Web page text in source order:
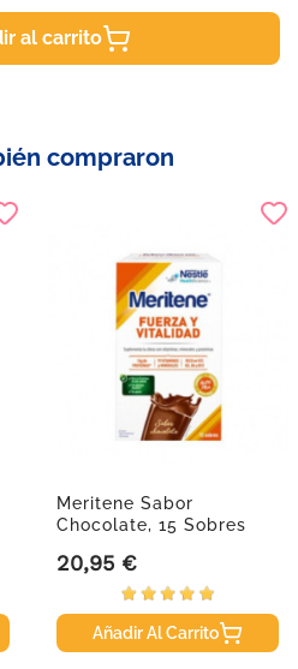
al carrito
compraron
Meritene Sabor
Chocolate, 15 Sobres
Precio
20,95 €
Añadir Al Carrito